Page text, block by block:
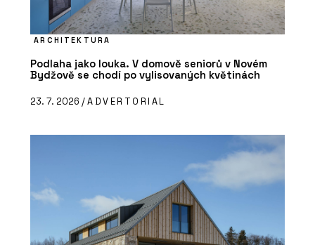
ARCHITEKTURA
Podlaha jako louka. V domově seniorů v Novém
Bydžově se chodí po vylisovaných květinách
23. 7. 2026 /ADVERTORIAL